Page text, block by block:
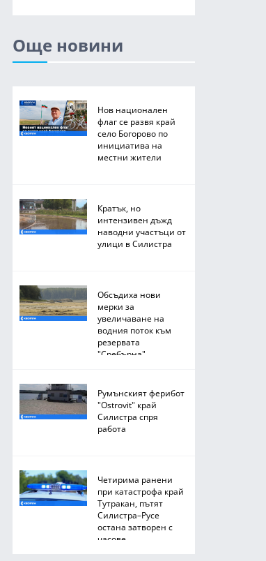
Още новини
Нов национален
флаг се развя край
село Богорово по
инициатива на
местни жители
Кратък, но
интензивен дъжд
наводни участъци от
улици в Силистра
Обсъдиха нови
мерки за
увеличаване на
водния поток към
резервата
"Сребърна"
Румънският ферибот
"Ostrovit" край
Силистра спря
работа
Четирима ранени
при катастрофа край
Тутракан, пътят
Силистра–Русе
остана затворен с
часове